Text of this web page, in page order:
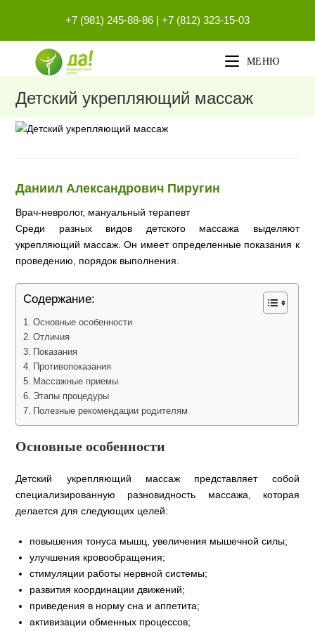
содержимому
+7 (981) 245-88-86 | +7 (812) 323-15-03
МЕНЮ
Детский укрепляющий массаж
Даниил Александрович Пиругин
Врач-невролог, мануальный терапевт
Среди разных видов детского массажа выделяют
укрепляющий массаж. Он имеет определенные показания к
проведению, порядок выполнения.
Содержание:
Основные особенности
Отличия
Показания
Противопоказания
Массажные приемы
Этапы процедуры
Полезные рекомендации родителям
Основные особенности
Детский укрепляющий массаж представляет собой
специализированную разновидность массажа, которая
делается для следующих целей:
повышения тонуса мышц, увеличения мышечной силы;
улучшения кровообращения;
стимуляции работы нервной системы;
развития координации движений;
приведения в норму сна и аппетита;
активизации обменных процессов;